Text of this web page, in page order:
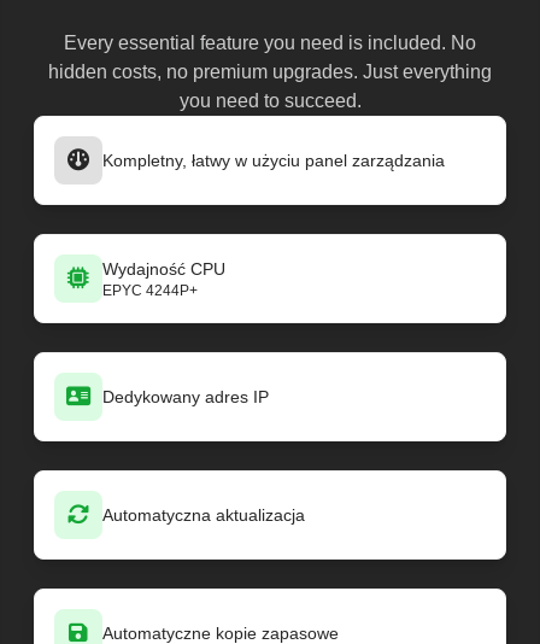
Every essential feature you need is included. No
hidden costs, no premium upgrades. Just everything
you need to succeed.
Kompletny, łatwy w użyciu panel zarządzania
Wydajność CPU
EPYC 4244P+
Dedykowany adres IP
Automatyczna aktualizacja
Automatyczne kopie zapasowe